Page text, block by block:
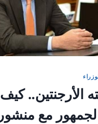
الأرجنتين.. كيف
مع منشور